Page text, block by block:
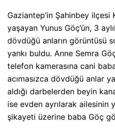
Gaziantep’in Şahinbey ilçesi
yaşayan Yunus Göç’ün, 3
dövdüğü anların görüntüsü
yankı buldu. Anne Semra
telefon kamerasına cani
acımasızca dövdüğü anlar
aldığı darbelerden beyin
ise evden ayrılarak ailesinin
şikayeti üzerine baba Göç